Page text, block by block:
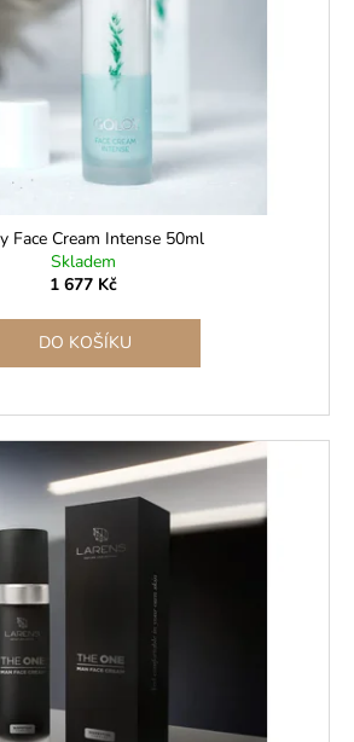
Face Cream Intense 50ml
Skladem
1 677 Kč
DO KOŠÍKU